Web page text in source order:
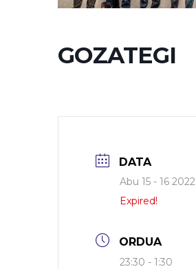
GOZATEGI
DATA
Abu 15 - 16 2022
Expired!
ORDUA
23:30 - 1:30